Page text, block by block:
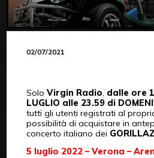
02/07/2021
Solo Virgin Radio, dalle ore
LUGLIO alle 23.59 di
tutti gli utenti registrati al
possibilità di acquistare in
concerto italiano dei GORILLAZ
5 luglio 2022 – Verona –